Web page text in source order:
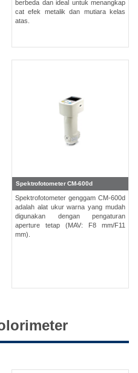
berbeda dan ideal untuk menangkap
cat efek metalik dan mutiara kelas
atas.
Spektrofotometer CM-600d
Spektrofotometer genggam CM-600d
adalah alat ukur warna yang mudah
digunakan dengan pengaturan
aperture tetap (MAV: F8 mm/F11
mm).